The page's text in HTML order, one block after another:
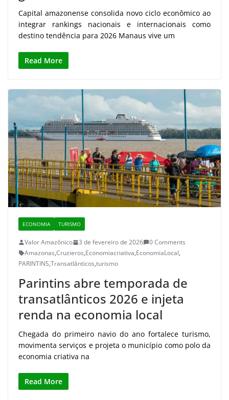
Capital amazonense consolida novo ciclo econômico ao
integrar rankings nacionais e internacionais como
destino tendência para 2026 Manaus vive um
Read More
ECONOMIA TURISMO
Valor Amazônico 3 de fevereiro de 2026
0 Comments
Amazonas,Cruzieros,Economiacriativa,EconomiaLocal,
PARINTINS,Transatlânticos,turismo
Parintins abre temporada de
transatlânticos 2026 e injeta
renda na economia local
Chegada do primeiro navio do ano fortalece turismo,
movimenta serviços e projeta o município como polo da
economia criativa na
Read More